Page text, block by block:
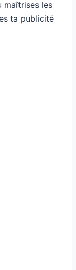
maîtrises les
ta publicité